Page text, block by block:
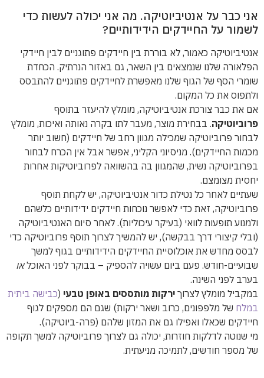
אני כבר על אנטיביוטיקה. מה אני יכולה לעשות כדי
לשמור על החיידקים הידידותיים?
אנטיביוטיקה כאמור, לא בוררת בין חיידקים פתוגניים לבין חיידקי
הפלאורה שלנו שנמצאים בין השאר, גם באזור הנרתיק. הכחדת
שומרי הסף של הגוף שלנו מאפשרת לחיידקים פתוגניים להתבסס
ולתפוס את כל המקום.
אם את כבר צורכת אנטיביוטיקה, מומלץ להיעזר בתוסף
פרוביוטיקה. בבחירת מוצר, מעבר לתו בקרה נאותה ואיכות, מומלץ
לבחור פרוביוטיקה שמכילה מגוון רחב של חיידקים (חשוב יותר
מכמות החיידקים). מניסיוני הקליני, אפשר אבל אין הכרח לבחור
בפרוביוטיקה נשית, שהמגוון בה בהשוואה לפרוביוטיקות אחרות
יחסית מצומצם.
שעתיים לאחר כל נטילת כדור אנטיביוטיקה, יש לקחת תוסף
פרוביוטיקה, זאת כדי לאפשר נוכחות חיידקים ידידותיים כלשהם
ולמנוע תופעות לוואי (בעיקר עיכוליות). לאחר סיום האנטיביוטיקה
(ובלי קיצורי דרך בבקשה), יש להמשיך לצרוך תוסף פרוביוטיקה כדי
לבסס מחדש את אוכלוסיית החיידקים הידידותיים בגוף למשך
שבועיים-חודש. פעם ביום עשויה להספיק – בבוקר לפני האוכלאו
בערב לפני השינה.
במקביל מומלץ לצרוך ירקות מותססים באופן טבעי (כבישה ביתית
במלח של מלפפונים, כרוב ושאר ירקות) שגם הם מספקים לגוף
חיידקים שכאלו ואפילו גם את המזון שלהם (פרה-ביוטיקה).
מי שנוטה לדלקות חוזרות, יכולה גם לצרוך פרוביוטיקה למשך תקופה
של מספר חודשים, לתמיכה מניעתית.